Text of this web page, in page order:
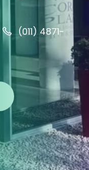
(011) 4871-